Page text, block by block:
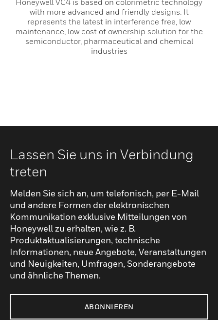
Honeywell VC4 is based on colorimetric technology
with more advanced and friendly designs. It
represents the latest in interference free, low
maintenance, low cost of ownership solution for the
semiconductor, pharmaceutical and chemical
industries
Lassen Sie uns in Verbindung
treten
Melden Sie sich an, um telefonisch, per E-Mail
und andere Formen der elektronischen
Kommunikation exklusive Mitteilungen von
Honeywell zu erhalten, wie z. B.
Produktaktualisierungen, technische
Informationen, neue Angebote, Veranstaltungen
und Neuigkeiten, Umfragen, Sonderangebote
und ähnliche Themen.
ABONNIEREN